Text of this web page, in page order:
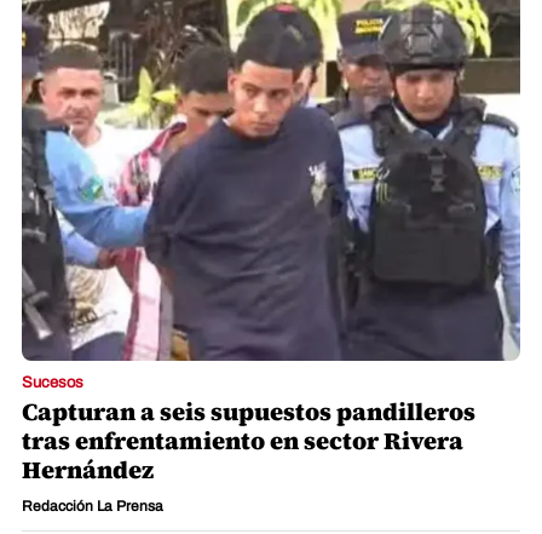
Sucesos
Capturan a seis supuestos pandilleros
tras enfrentamiento en sector Rivera
Hernández
Redacción La Prensa